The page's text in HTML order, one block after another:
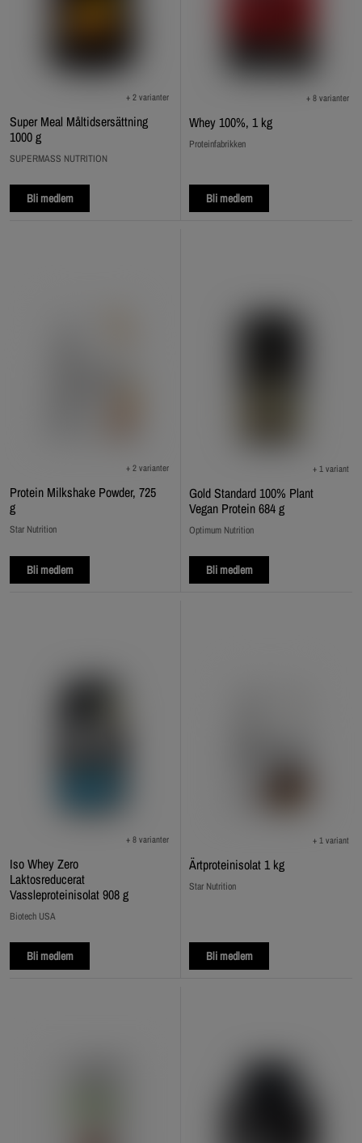
Super Meal Måltidsersättning
1000 g
+ 2 varianter
SUPERMASS NUTRITION
Bli medlem
Whey 100%, 1 kg
+ 8 varianter
Proteinfabrikken
Bli medlem
Protein Milkshake Powder, 725
g
+ 2 varianter
Star Nutrition
Bli medlem
Gold Standard 100% Plant
Vegan Protein 684 g
+ 1 variant
Optimum Nutrition
Bli medlem
Iso Whey Zero
Laktosreducerat
Vassleproteinisolat 908 g
+ 8 varianter
Biotech USA
Bli medlem
Ärtproteinisolat 1 kg
+ 1 variant
Star Nutrition
Bli medlem